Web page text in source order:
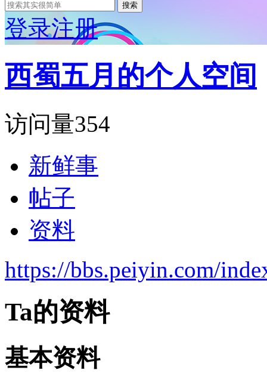
搜索
登录注册
西蜀五月的个人空间
访问量354
新鲜事
帖子
资料
https://bbs.peiyin.com/
Ta的资料
基本资料